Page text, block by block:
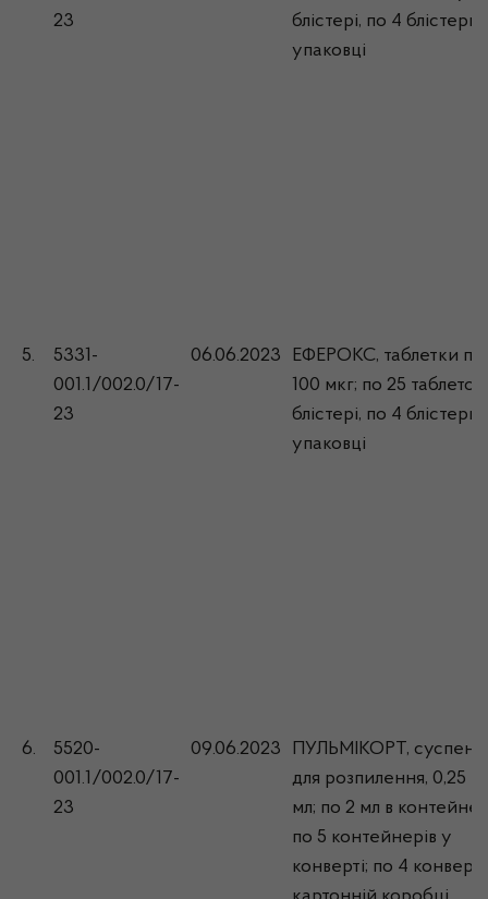
23
блістері, по 4 блістери
упаковці
5.
5331-
001.1/002.0/17-
23
06.06.2023
ЕФЕРОКС, таблетки по
100 мкг; по 25
блістері, по 4 блістери
упаковці
6.
5520-
001.1/002.0/17-
23
09.06.2023
ПУЛЬМІКОРТ,
для розпилення, 0,25
мл; по 2 мл в
по 5 контейнерів у
конверті; по 4